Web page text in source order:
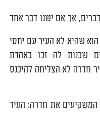
אך אם ישנו דבר אחד
שהיא לא העיר עם יחסי
שכנות לה זכו באהדת
חדרה לא הצליחה להיכנס
המשקיעים את חדרה: העיר